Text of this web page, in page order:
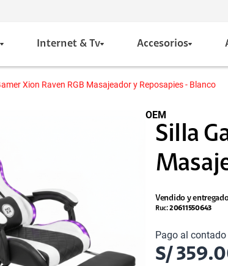
Internet & Tv Accesorios
Xion Raven RGB Masajeador y Reposapies - Blanco
OEM
Silla
Vendido y
Ruc:20611550643
Pago al contado
S/